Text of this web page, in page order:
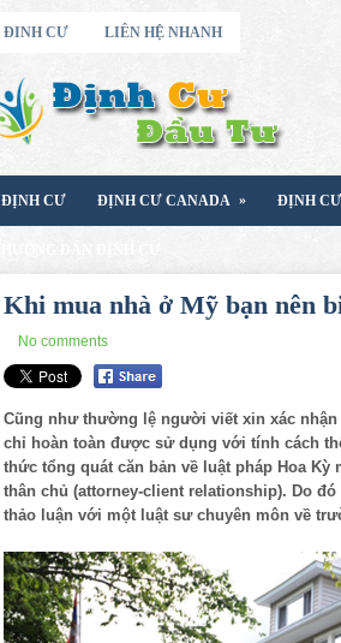
ĐINH CƯ LIÊN HỆ NHANH
ĐỊNH CƯ ĐỊNH CƯ CANADA » ĐỊNH
Khi mua nhà ở Mỹ bạn nên
No comments
Cũng như thường lệ người viết xin xác
chỉ hoàn toàn được sử dụng với tính cách
thức tổng quát căn bản về luật pháp Hoa
thân chủ (attorney-client relationship). Do
thảo luận với một luật sư chuyên môn về